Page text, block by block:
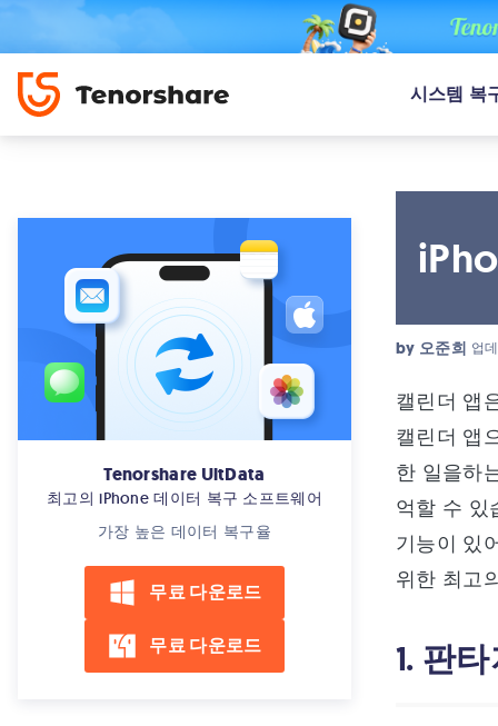
시스템 복
Tenorshare UltData
최고의 iPhone 데이터 복구 소프트웨어
가장 높은 데이터 복구율
무료 다운로드
무료 다운로드
by 오준희 업
캘린더 앱
캘린더 앱
한 일을하
억할 수 있
기능이 있
위한 최고
1. 판